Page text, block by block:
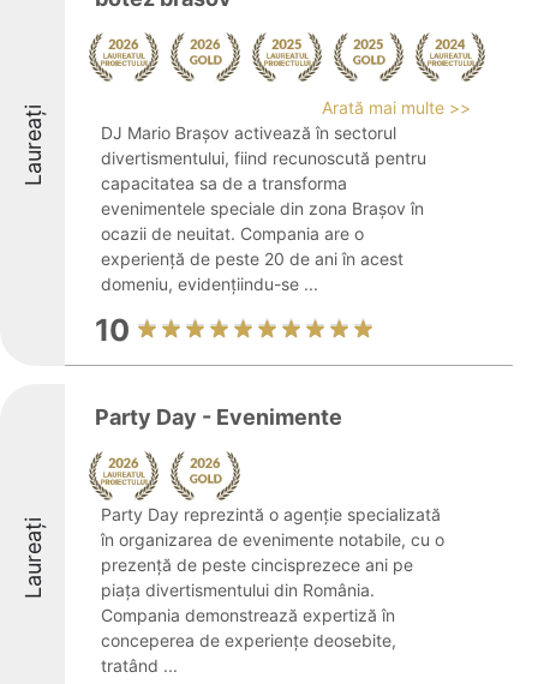
Laureați
Arată mai multe >>
DJ Mario Brașov activează în sectorul
divertismentului, fiind recunoscută pentru
capacitatea sa de a transforma
evenimentele speciale din zona Brașov în
ocazii de neuitat. Compania are o
experiență de peste 20 de ani în acest
domeniu, evidențiindu-se ...
10
Laureați
Party Day - Evenimente
Party Day reprezintă o agenție specializată
în organizarea de evenimente notabile, cu o
prezență de peste cincisprezece ani pe
piața divertismentului din România.
Compania demonstrează expertiză în
conceperea de experiențe deosebite,
tratând ...